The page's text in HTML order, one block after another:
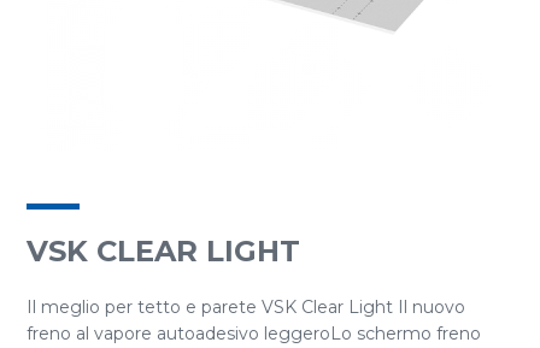
VSK CLEAR LIGHT
Il meglio per tetto e parete VSK Clear Light Il nuovo
freno al vapore autoadesivo leggeroLo schermo freno